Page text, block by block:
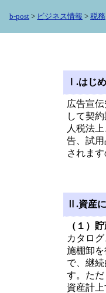
b-post > ビジネス情報 > 税務
Ⅰ.はじ
広告宣
して契
人税法
告、試
されます
Ⅱ.資産
（１）
カタロ
施棚卸
で、継
す。た
資産計上